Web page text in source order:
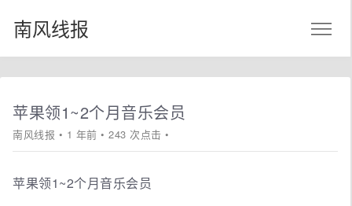
南风线报
苹果领1~2个月音乐会员
南风线报 • 1 年前 • 243 次点击 •
苹果领1~2个月音乐会员